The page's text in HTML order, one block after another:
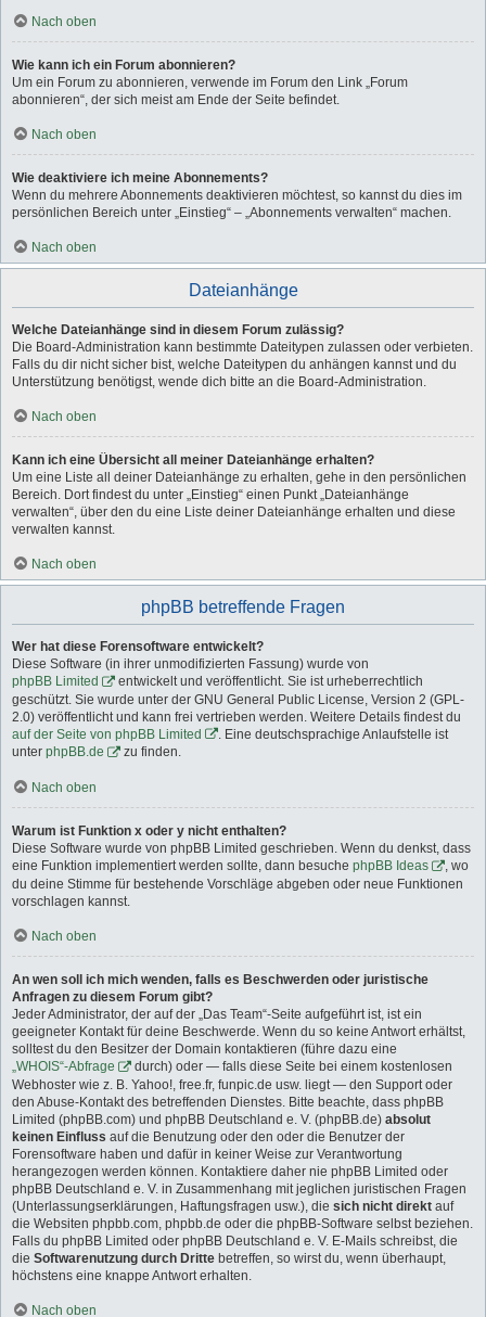
Nach oben
Wie kann ich ein Forum abonnieren?
Um ein Forum zu abonnieren, verwende im Forum den Link „Forum
abonnieren“, der sich meist am Ende der Seite befindet.
Nach oben
Wie deaktiviere ich meine Abonnements?
Wenn du mehrere Abonnements deaktivieren möchtest, so kannst du dies im
persönlichen Bereich unter „Einstieg“ – „Abonnements verwalten“ machen.
Nach oben
Dateianhänge
Welche Dateianhänge sind in diesem Forum zulässig?
Die Board-Administration kann bestimmte Dateitypen zulassen oder verbieten.
Falls du dir nicht sicher bist, welche Dateitypen du anhängen kannst und du
Unterstützung benötigst, wende dich bitte an die Board-Administration.
Nach oben
Kann ich eine Übersicht all meiner Dateianhänge erhalten?
Um eine Liste all deiner Dateianhänge zu erhalten, gehe in den persönlichen
Bereich. Dort findest du unter „Einstieg“ einen Punkt „Dateianhänge
verwalten“, über den du eine Liste deiner Dateianhänge erhalten und diese
verwalten kannst.
Nach oben
phpBB betreffende Fragen
Wer hat diese Forensoftware entwickelt?
Diese Software (in ihrer unmodifizierten Fassung) wurde von
phpBB Limited
entwickelt und veröffentlicht. Sie ist urheberrechtlich
geschützt. Sie wurde unter der GNU General Public License, Version 2 (GPL-
2.0) veröffentlicht und kann frei vertrieben werden. Weitere Details findest du
auf der Seite von phpBB Limited
. Eine deutschsprachige Anlaufstelle ist
unter phpBB.de zu finden.
Nach oben
Warum ist Funktion x oder y nicht enthalten?
Diese Software wurde von phpBB Limited geschrieben. Wenn du denkst, dass
eine Funktion implementiert werden sollte, dann besuche phpBB Ideas
, wo
du deine Stimme für bestehende Vorschläge abgeben oder neue Funktionen
vorschlagen kannst.
Nach oben
An wen soll ich mich wenden, falls es Beschwerden oder juristische
Anfragen zu diesem Forum gibt?
Jeder Administrator, der auf der „Das Team“-Seite aufgeführt ist, ist ein
geeigneter Kontakt für deine Beschwerde. Wenn du so keine Antwort erhältst,
solltest du den Besitzer der Domain kontaktieren (führe dazu eine
„WHOIS“-Abfrage
durch) oder — falls diese Seite bei einem kostenlosen
Webhoster wie z. B. Yahoo!, free.fr, funpic.de usw. liegt — den Support oder
den Abuse-Kontakt des betreffenden Dienstes. Bitte beachte, dass phpBB
Limited (phpBB.com) und phpBB Deutschland e. V. (phpBB.de) absolut
keinen Einfluss auf die Benutzung oder den oder die Benutzer der
Forensoftware haben und dafür in keiner Weise zur Verantwortung
herangezogen werden können. Kontaktiere daher nie phpBB Limited oder
phpBB Deutschland e. V. in Zusammenhang mit jeglichen juristischen Fragen
(Unterlassungserklärungen, Haftungsfragen usw.), die sich nicht direkt auf
die Websiten phpbb.com, phpbb.de oder die phpBB-Software selbst beziehen.
Falls du phpBB Limited oder phpBB Deutschland e. V. E-Mails schreibst, die
die Softwarenutzung durch Dritte betreffen, so wirst du, wenn überhaupt,
höchstens eine knappe Antwort erhalten.
Nach oben